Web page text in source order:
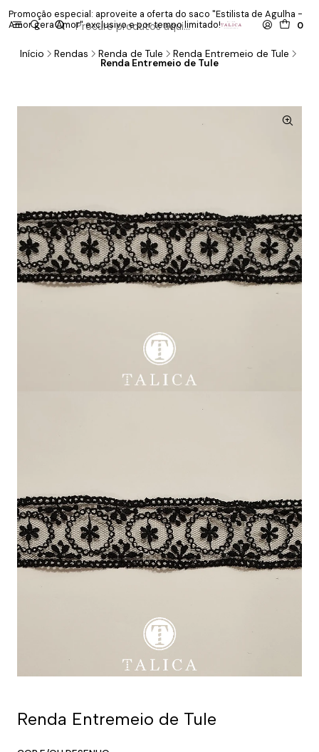
0
Promoção especial: aproveite a oferta do saco "Estilista de Agulha -
Amor gera Amor" exclusivo e por tempo limitado!
Início Rendas Renda de Tule Renda Entremeio de Tule
Renda Entremeio de Tule
Renda Entremeio de Tule